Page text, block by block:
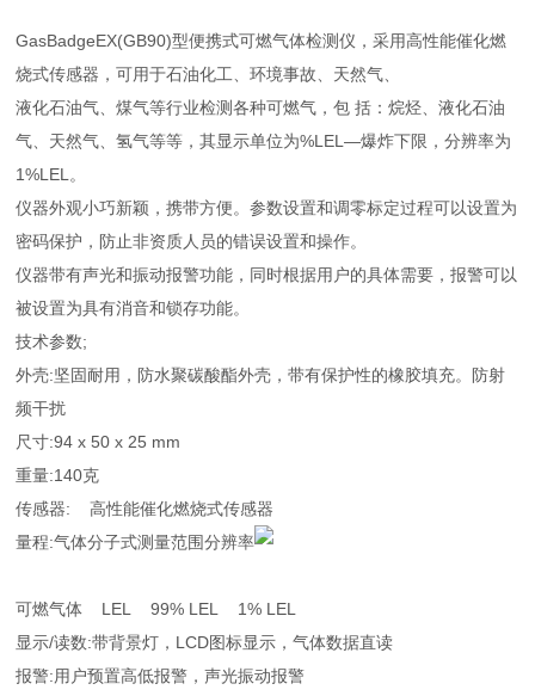
GasBadgeEX(GB90)型便携式可燃气体检测仪，采用高性能催化燃
烧式传感器，可用于石油化工、环境事故、天然气、
液化石油气、煤气等行业检测各种可燃气，包 括：烷烃、液化石油
气、天然气、氢气等等，其显示单位为%LEL—爆炸下限，分辨率为
1%LEL。
仪器外观小巧新颖，携带方便。参数设置和调零标定过程可以设置为
密码保护，防止非资质人员的错误设置和操作。
仪器带有声光和振动报警功能，同时根据用户的具体需要，报警可以
被设置为具有消音和锁存功能。
技术参数;
外壳:坚固耐用，防水聚碳酸酯外壳，带有保护性的橡胶填充。防射
频干扰
尺寸:94 x 50 x 25 mm
重量:140克
传感器: 高性能催化燃烧式传感器
量程:气体分子式测量范围分辨率
可燃气体 LEL 99% LEL 1% LEL
显示/读数:带背景灯，LCD图标显示，气体数据直读
报警:用户预置高低报警，声光振动报警